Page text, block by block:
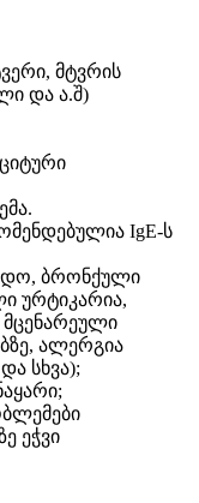
მტვრის
და ა.შ)
IgE-ს
ბრონქული
ურტიკარია,
მცენარეული
ალერგია
სხვა);
ეჭვი